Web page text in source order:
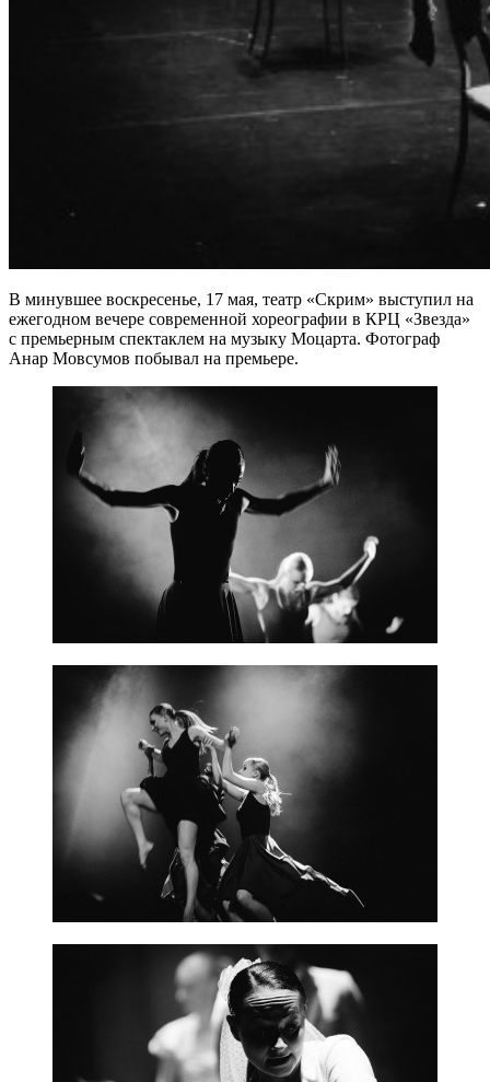
В минувшее воскресенье, 17 мая, театр «Скрим» выступил на
ежегодном вечере современной хореографии в КРЦ «Звезда»
с премьерным спектаклем на музыку Моцарта. Фотограф
Анар Мовсумов побывал на премьере.